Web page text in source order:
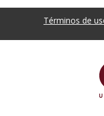
Términos de